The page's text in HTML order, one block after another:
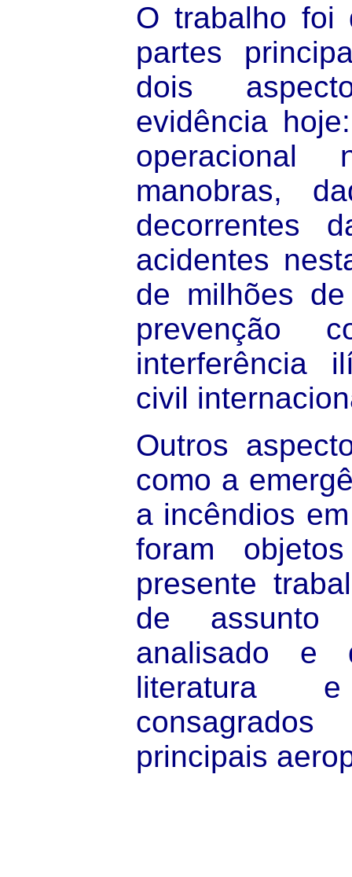
O trabalho foi
partes
dois
evidência
manobras,
decorrentes
acidentes
de milhões
prevenção
interferência
civil
Outros
como a
a incêndios
foram
presente
de assunto
analisado e
literatura e
principais